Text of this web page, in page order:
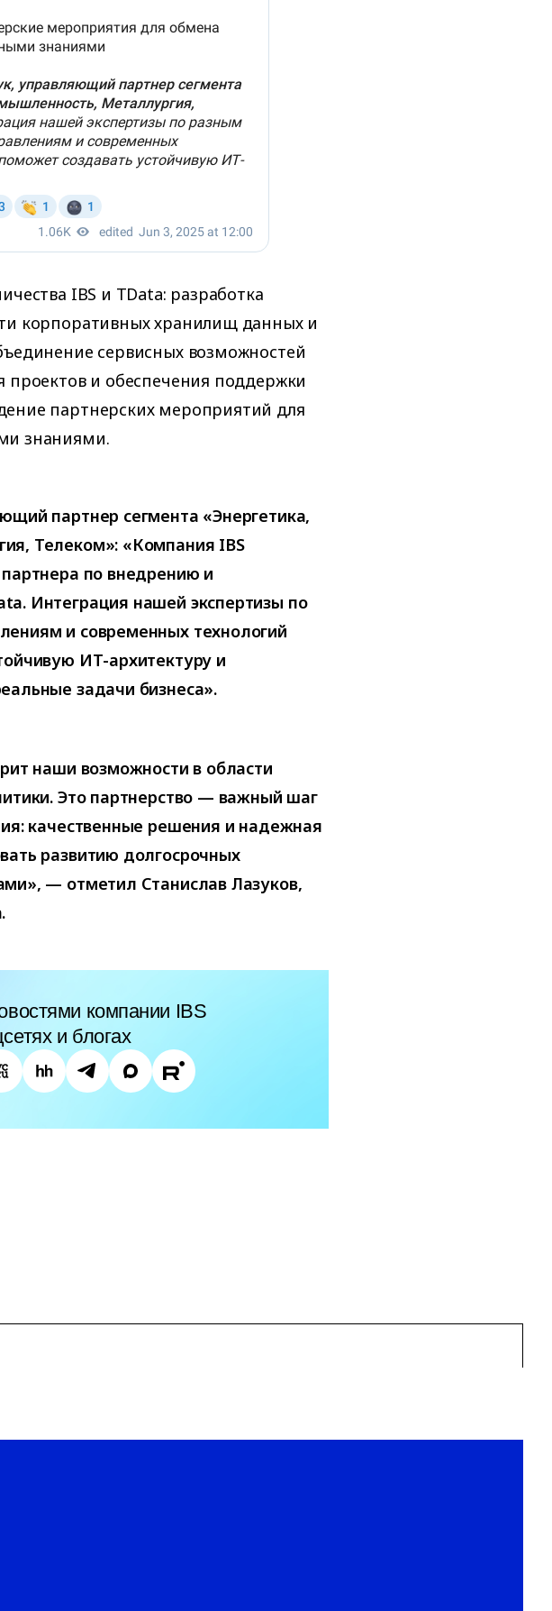
IBS и TData: разработка
корпоративных хранилищ данных и
сервисных возможностей
проектов и обеспечения поддержки
партнерских мероприятий для
знаниями.
партнер сегмента «Энергетика,
Телеком»: «Компания IBS
по внедрению и
Интеграция нашей экспертизы по
и современных технологий
ИТ-архитектуру и
задачи бизнеса».
наши возможности в области
Это партнерство — важный шаг
качественные решения и надежная
развитию долгосрочных
— отметил Станислав Лазуков,
компании IBS
и блогах